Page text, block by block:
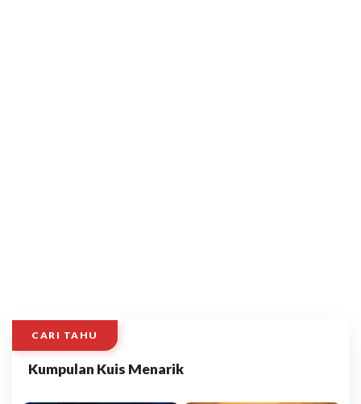
CARI TAHU
Kumpulan Kuis Menarik